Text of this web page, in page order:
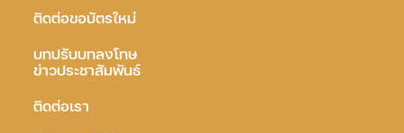
ติดต่อขอบัตรใหม่
บทปรับบทลงโทษ
ข่าวประชาสัมพันธ์
ติดต่อเรา